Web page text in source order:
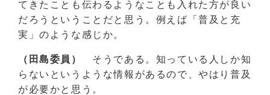
てきたことも伝わるようなことも入れた方が良い
だろうということだと思う。例えば「普及と充
実」のような感じか。
（田島委員）
そうである。知っている人しか知
らないというような情報があるので、やはり普及
が必要かと思う。